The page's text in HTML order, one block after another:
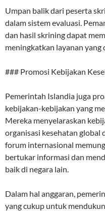
Umpan balik dari peserta
dalam sistem evaluasi.
dan hasil skrining dapat
meningkatkan layanan yang
### Promosi Kebijakan
Pemerintah Islandia juga
kebijakan-kebijakan yang
Mereka menyelaraskan
organisasi kesehatan global
forum internasional
bertukar informasi dan
baik di negara lain.
Dalam hal anggaran,
yang cukup untuk